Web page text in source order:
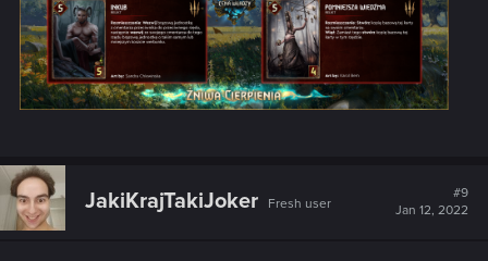
JakiKrajTakiJoker Fresh user
#9
Jan 12, 2022